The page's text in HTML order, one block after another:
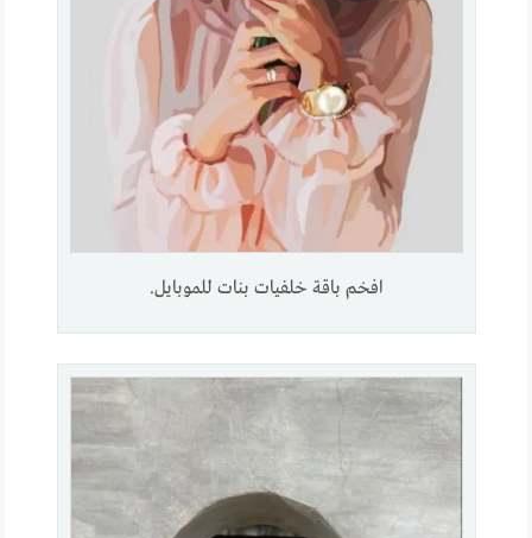
افخم باقة خلفيات بنات للموبايل.